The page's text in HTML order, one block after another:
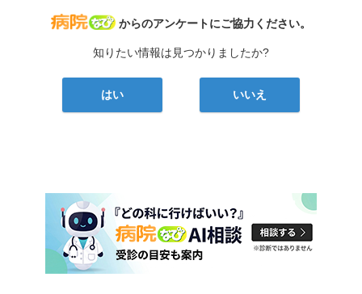
病院なび
からのアンケートにご協力ください。
知りたい情報は見つかりましたか?
はい いいえ